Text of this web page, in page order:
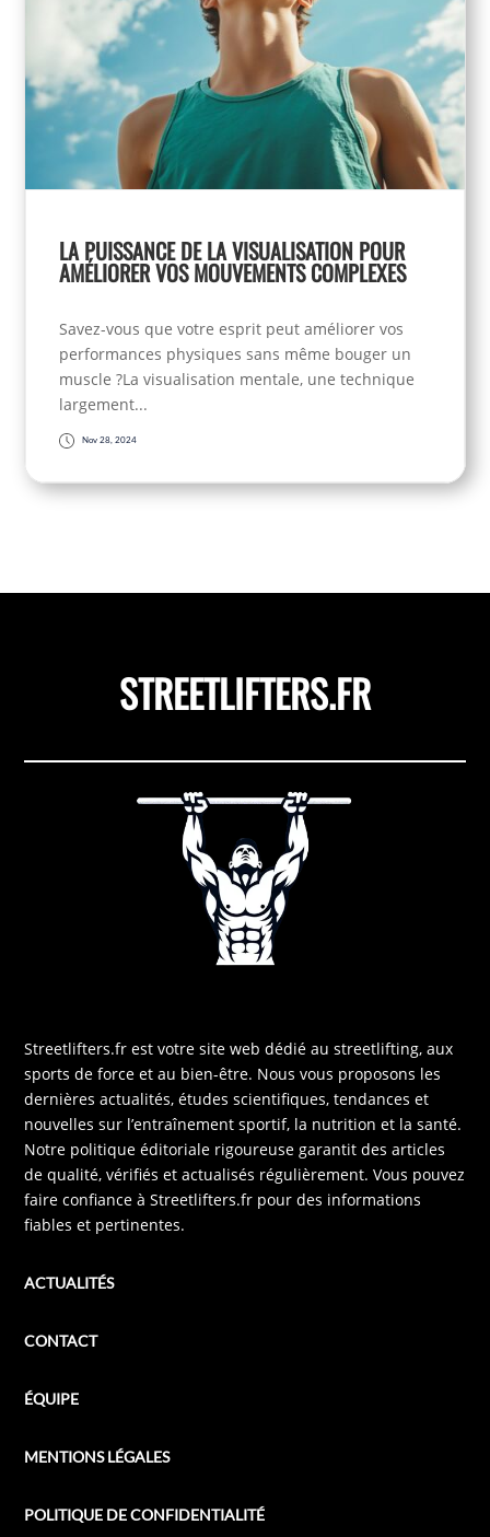
LA PUISSANCE DE LA VISUALISATION POUR
AMÉLIORER VOS MOUVEMENTS COMPLEXES
Savez-vous que votre esprit peut améliorer vos
performances physiques sans même bouger un
muscle ?La visualisation mentale, une technique
largement...
Nov 28, 2024
STREETLIFTERS.FR
Streetlifters.fr est votre site web dédié au streetlifting, aux
sports de force et au bien-être. Nous vous proposons les
dernières actualités, études scientifiques, tendances et
nouvelles sur l’entraînement sportif, la nutrition et la santé.
Notre politique éditoriale rigoureuse garantit des articles
de qualité, vérifiés et actualisés régulièrement. Vous pouvez
faire confiance à Streetlifters.fr pour des informations
fiables et pertinentes.
ACTUALITÉS
CONTACT
ÉQUIPE
MENTIONS LÉGALES
POLITIQUE DE CONFIDENTIALITÉ